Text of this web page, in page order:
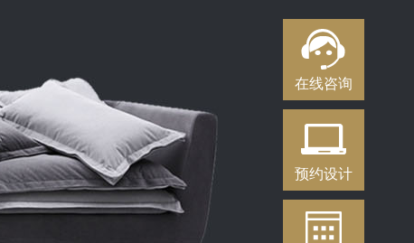
在线咨询
预约设计